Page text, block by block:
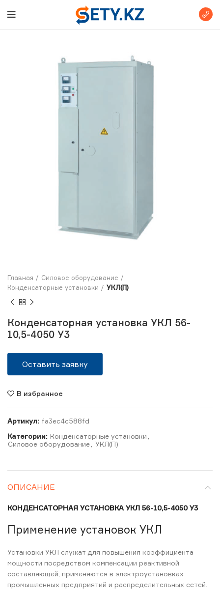
Главная
Силовое оборудование
Конденсаторные установки
УКЛ(П)
Конденсаторная установка УКЛ 56-
10,5-4050 У3
Оставить заявку
В избранное
Артикул: fa3ec4c588fd
Категории: Конденсаторные установки
Силовое оборудование
УКЛ(П)
ОПИСАНИЕ
КОНДЕНСАТОРНАЯ УСТАНОВКА УКЛ 56-10,5-4050 У3
Применение установок УКЛ
Установки УКЛ служат для повышения коэффициента
мощности посредством компенсации реактивной
составляющей, применяются в электроустановках
промышленных предприятий и распределительных сетей.